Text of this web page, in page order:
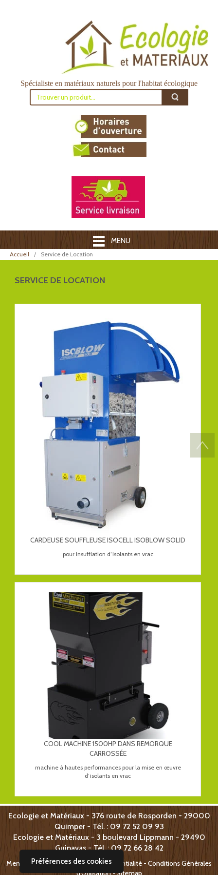
Préférences des cookies
Spécialiste en matériaux naturels pour l'habitat écologique
MENU
Accueil Service de Location
SERVICE DE LOCATION
CARDEUSE SOUFFLEUSE ISOCELL ISOBLOW SOLID
pour insufflation d’isolants en vrac
COOL MACHINE 1500HP DANS REMORQUE
CARROSSÉE
machine à hautes performances pour la mise en œuvre
d’isolants en vrac
Ecologie et Matériaux - 376 route de Rosporden - 29000
Quimper - Tél. : 09 72 52 09 93
Ecologie et Matériaux - 3 boulevard Lippmann - 29490
Guipavas - Tél. : 09 72 66 28 42
Mentions légales-Politique de confidentialité - Conditions Générales
d'Utilisation-Sitemap